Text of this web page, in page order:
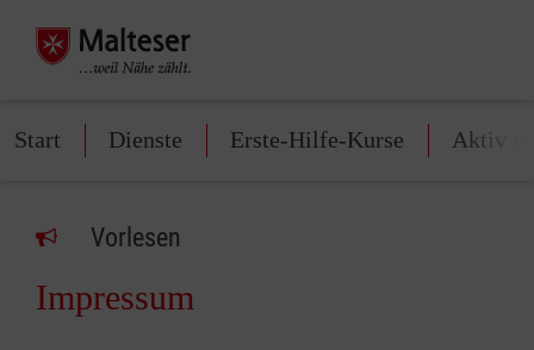
Start Dienste Erste-Hilfe-Kurse Aktiv
Vorlesen
Impressum